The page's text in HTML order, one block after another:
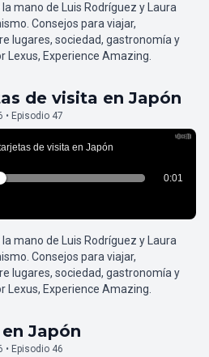
mano de Luis Rodríguez y Laura
Consejos para viajar,
lugares, sociedad, gastronomía y
Experience Amazing.
de visita en Japón
• Episodio 47
mano de Luis Rodríguez y Laura
Consejos para viajar,
lugares, sociedad, gastronomía y
Experience Amazing.
Japón
• Episodio 46